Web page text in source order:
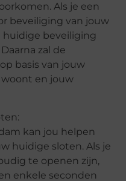
Als je een
beveiliging van jouw
huidige beveiliging
zal de
basis van jouw
en jouw
kan jou helpen
huidige sloten. Als je
te openen zijn,
enkele seconden